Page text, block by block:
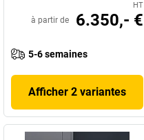
HT
à partir de 6.350,- €
5-6 semaines
Afficher 2 variantes